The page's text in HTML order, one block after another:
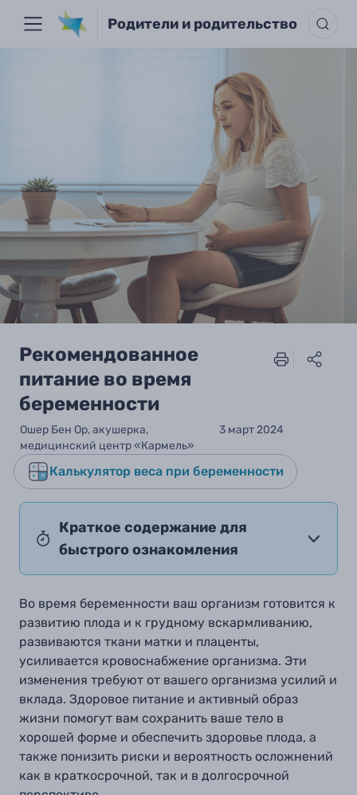
Родители и родительство
Рекомендованное
питание во время
беременности
Ошер Бен Ор, акушерка,
медицинский центр «Кармель»
3 март 2024
Калькулятор веса при беременности
Краткое содержание для
быстрого ознакомления
Во время беременности ваш организм готовится к
развитию плода и к грудному вскармливанию,
развиваются ткани матки и плаценты,
усиливается кровоснабжение организма. Эти
изменения требуют от вашего организма усилий и
вклада. Здоровое питание и активный образ
жизни помогут вам сохранить ваше тело в
хорошей форме и обеспечить здоровье плода, а
также понизить риски и вероятность осложнений
как в краткосрочной, так и в долгосрочной